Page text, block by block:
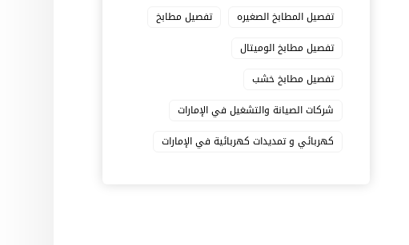
تفصيل المطابخ الصغيره
تفصيل مطابخ
تفصيل مطابخ الوميتال
تفصيل مطابخ خشب
شركات الصيانة والتشغيل في الإمارات
كهربائي و تمديدات كهربائية في الإمارات